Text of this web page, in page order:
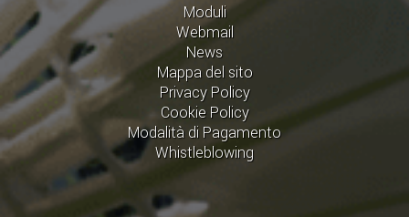
Moduli
Webmail
News
Mappa del sito
Privacy Policy
Cookie Policy
Modalità di Pagamento
Whistleblowing
GARE
STAFF TECNICO
CLASSIFICHE 2016-2023
ATLETI D'INTERESSE NAZIONALE
SCHEDE ATLETI